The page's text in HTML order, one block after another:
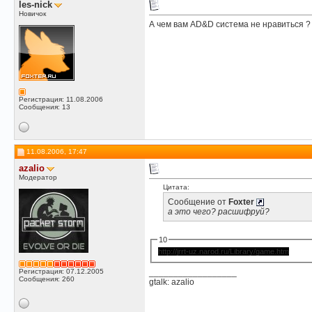
les-nick
Новичок
Регистрация: 11.08.2006
Сообщения: 13
А чем вам AD&D система не нравиться
11.08.2006, 17:47
azalio
Модератор
Регистрация: 07.12.2005
Сообщения: 260
Цитата:
Сообщение от Foxter
а это чего? расшифруй?
10
http://jrrt-uz.narod.ru/Library/game.htm
gtalk: azalio